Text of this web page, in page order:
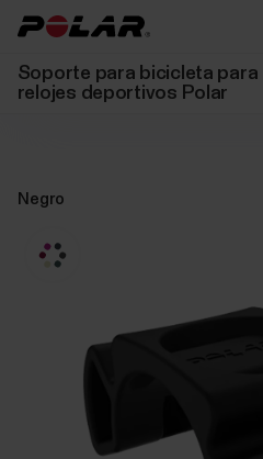
Soporte para bicicleta para
relojes deportivos Polar
Negro